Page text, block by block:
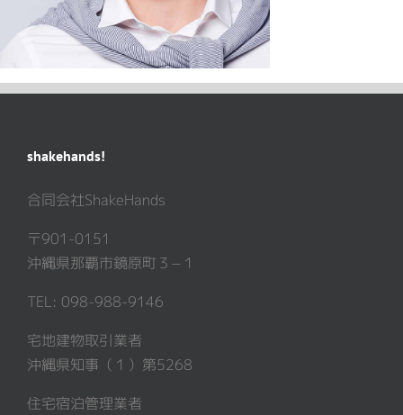
shakehands!
合同会社ShakeHands
〒901-0151
沖縄県那覇市鏡原町３−１
TEL: 098-988-9146
宅地建物取引業者
沖縄県知事（１）第5268
住宅宿泊管理業者